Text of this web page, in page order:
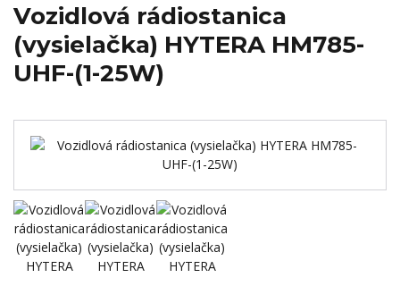
Vozidlová rádiostanica
(vysielačka) HYTERA HM785-
UHF-(1-25W)